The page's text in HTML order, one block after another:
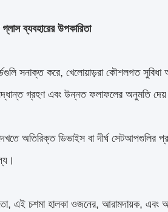
ব্যবহারের উপকারিতা
সনাক্ত করে, খেলোয়াড়রা কৌশলগত
গ্রহণ এবং উন্নত ফলাফলের অনুমতি
অতিরিক্ত ডিভাইস বা দীর্ঘ সেটআপগুলির
এই চশমা হালকা ওজনের, আরামদায়ক, এবং